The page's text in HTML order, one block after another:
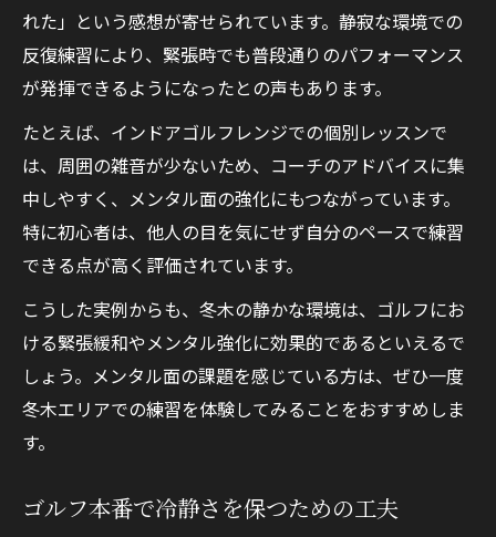
れた」という感想が寄せられています。静寂な環境での
反復練習により、緊張時でも普段通りのパフォーマンス
が発揮できるようになったとの声もあります。
たとえば、インドアゴルフレンジでの個別レッスンで
は、周囲の雑音が少ないため、コーチのアドバイスに集
中しやすく、メンタル面の強化にもつながっています。
特に初心者は、他人の目を気にせず自分のペースで練習
できる点が高く評価されています。
こうした実例からも、冬木の静かな環境は、ゴルフにお
ける緊張緩和やメンタル強化に効果的であるといえるで
しょう。メンタル面の課題を感じている方は、ぜひ一度
冬木エリアでの練習を体験してみることをおすすめしま
す。
ゴルフ本番で冷静さを保つための工夫